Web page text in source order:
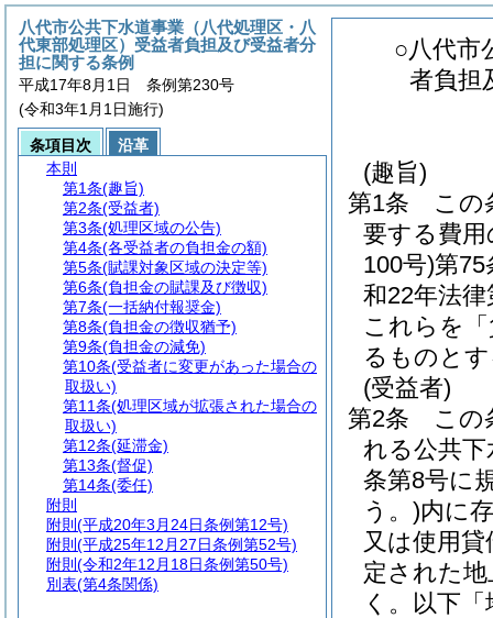
○八代市
者負担
(趣旨)
第1条
この
要する費
100号)第75
和22年法律
これらを
るものと
(受益者)
第2条
この
れる公共
条第8号に
う。)内に
又は使用
定された
く。以下
八代市公共下水道事業（八代処理区・八
代東部処理区）受益者負担及び受益者分
担に関する条例
平成17年8月1日 条例第230号
(令和3年1月1日施行)
条項目次
沿革
本則
第1条(趣旨)
第2条(受益者)
第3条(処理区域の公告)
第4条(各受益者の負担金の額)
第5条(賦課対象区域の決定等)
第6条(負担金の賦課及び徴収)
第7条(一括納付報奨金)
第8条(負担金の徴収猶予)
第9条(負担金の減免)
第10条(受益者に変更があった場合の
取扱い)
第11条(処理区域が拡張された場合の
取扱い)
第12条(延滞金)
第13条(督促)
第14条(委任)
附則
附則 (平成20年3月24日条例第12号)
附則 (平成25年12月27日条例第52号)
附則 (令和2年12月18日条例第50号)
別表(第4条関係)